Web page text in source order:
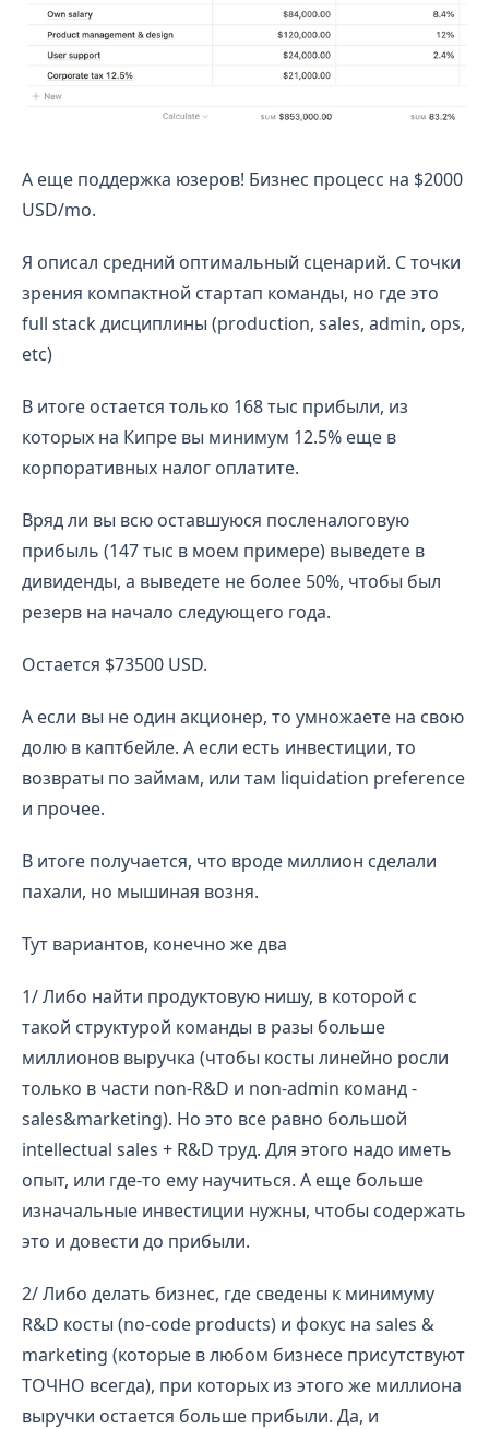
А еще поддержка юзеров! Бизнес процесс на $2000
USD/mo.
Я описал средний оптимальный сценарий. С точки
зрения компактной стартап команды, но где это
full stack дисциплины (production, sales, admin, ops,
etc)
В итоге остается только 168 тыс прибыли, из
которых на Кипре вы минимум 12.5% еще в
корпоративных налог оплатите.
Вряд ли вы всю оставшуюся посленалоговую
прибыль (147 тыс в моем примере) выведете в
дивиденды, а выведете не более 50%, чтобы был
резерв на начало следующего года.
Остается $73500 USD.
А если вы не один акционер, то умножаете на свою
долю в каптбейле. А если есть инвестиции, то
возвраты по займам, или там liquidation preference
и прочее.
В итоге получается, что вроде миллион сделали
пахали, но мышиная возня.
Тут вариантов, конечно же два
1/ Либо найти продуктовую нишу, в которой с
такой структурой команды в разы больше
миллионов выручка (чтобы косты линейно росли
только в части non-R&D и non-admin команд -
sales&marketing). Но это все равно большой
intellectual sales + R&D труд. Для этого надо иметь
опыт, или где-то ему научиться. А еще больше
изначальные инвестиции нужны, чтобы содержать
это и довести до прибыли.
2/ Либо делать бизнес, где сведены к минимуму
R&D косты (no-code products) и фокус на sales &
marketing (которые в любом бизнесе присутствуют
ТОЧНО всегда), при которых из этого же миллиона
выручки остается больше прибыли. Да, и